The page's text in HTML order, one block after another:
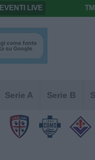
EVENTI LIVE
Serie A Serie B